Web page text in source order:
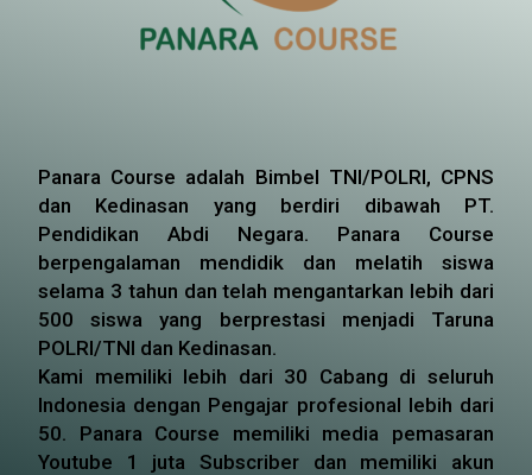
Panara Course adalah Bimbel TNI/POLRI, CPNS
dan Kedinasan yang berdiri dibawah PT.
Pendidikan Abdi Negara. Panara Course
berpengalaman mendidik dan melatih siswa
selama 3 tahun dan telah mengantarkan lebih dari
500 siswa yang berprestasi menjadi Taruna
POLRI/TNI dan Kedinasan.
Kami memiliki lebih dari 30 Cabang di seluruh
Indonesia dengan Pengajar profesional lebih dari
50. Panara Course memiliki media pemasaran
Youtube 1 juta Subscriber dan memiliki akun